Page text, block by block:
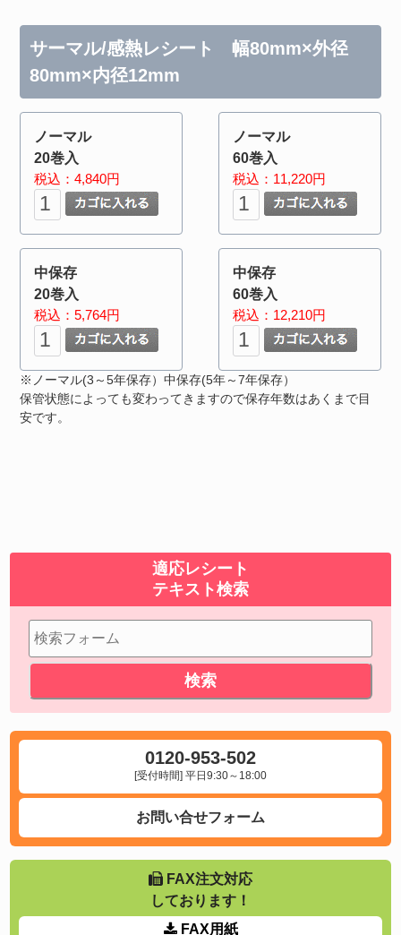
サーマル/感熱レシート 幅80mm×外径
80mm×内径12mm
ノーマル
20巻入
税込：4,840円
ノーマル
60巻入
税込：11,220円
中保存
20巻入
税込：5,764円
中保存
60巻入
税込：12,210円
※ノーマル(3～5年保存）中保存(5年～7年保存）
保管状態によっても変わってきますので保存年数はあくまで目
安です。
適応レシート
テキスト検索
0120-953-502
[受付時間] 平日9:30～18:00
お問い合せフォーム
FAX注文対応
しております！
FAX用紙